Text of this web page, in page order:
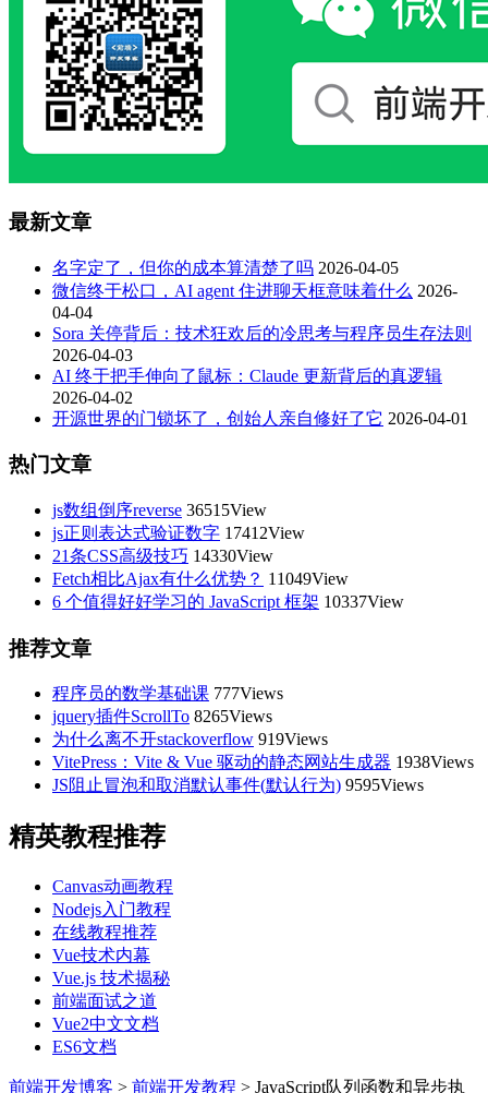
最新文章
名字定了，但你的成本算清楚了吗 2026-04-05
微信终于松口，AI agent 住进聊天框意味着什么 2026-
04-04
Sora 关停背后：技术狂欢后的冷思考与程序员生存法则
2026-04-03
AI 终于把手伸向了鼠标：Claude 更新背后的真逻辑
2026-04-02
开源世界的门锁坏了，创始人亲自修好了它 2026-04-01
热门文章
js数组倒序reverse 36515View
js正则表达式验证数字 17412View
21条CSS高级技巧 14330View
Fetch相比Ajax有什么优势？ 11049View
6 个值得好好学习的 JavaScript 框架 10337View
推荐文章
程序员的数学基础课 777Views
jquery插件ScrollTo 8265Views
为什么离不开stackoverflow 919Views
VitePress：Vite & Vue 驱动的静态网站生成器 1938Views
JS阻止冒泡和取消默认事件(默认行为) 9595Views
精英教程推荐
Canvas动画教程
Nodejs入门教程
在线教程推荐
Vue技术内幕
Vue.js 技术揭秘
前端面试之道
Vue2中文文档
ES6文档
前端开发博客 > 前端开发教程 > JavaScript队列函数和异步执